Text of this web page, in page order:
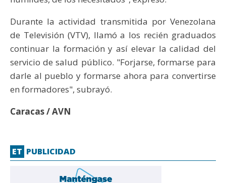
Durante la actividad transmitida por Venezolana
de Televisión (VTV), llamó a los recién graduados
continuar la formación y así elevar la calidad del
servicio de salud público. "Forjarse, formarse para
darle al pueblo y formarse ahora para convertirse
en formadores", subrayó.
Caracas / AVN
ET PUBLICIDAD